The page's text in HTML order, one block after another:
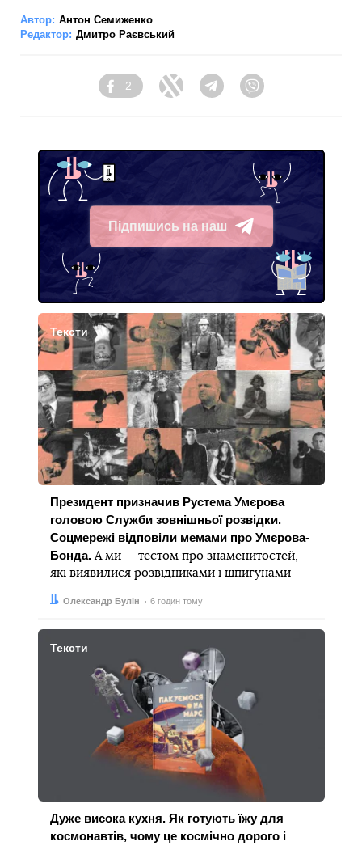
Автор: Антон Семиженко
Редактор: Дмитро Раєвський
Facebook
2
Twitter TelegramViber
Підпишись на наш
Telegram
Тексти
Президент призначив Рустема Умєрова
головою Служби зовнішньої розвідки.
Соцмережі відповіли мемами про Умєрова-
Бонда.А ми — тестом про знаменитостей,
які виявилися розвідниками і шпигунами
Автор:
Олександр Булін
Дата: 6 годин тому
Тексти
Дуже висока кухня. Як готують їжу для
космонавтів, чому це космічно дорого і